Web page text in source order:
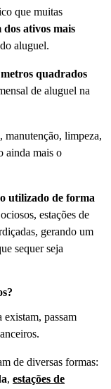
que muitas
ativos mais
aluguel.
quadrados
de aluguel na
manutenção, limpeza,
ainda mais o
utilizado de forma
estações de
gerando um
sequer seja
existam, passam
de diversas formas:
, estações de